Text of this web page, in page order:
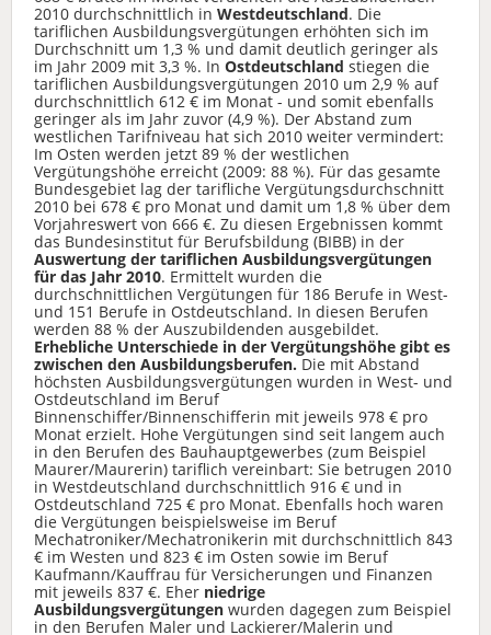
2010 durchschnittlich in Westdeutschland. Die
tariflichen Ausbildungsvergütungen erhöhten sich im
Durchschnitt um 1,3 % und damit deutlich geringer als
im Jahr 2009 mit 3,3 %. In Ostdeutschland stiegen die
tariflichen Ausbildungsvergütungen 2010 um 2,9 % auf
durchschnittlich 612 € im Monat - und somit ebenfalls
geringer als im Jahr zuvor (4,9 %). Der Abstand zum
westlichen Tarifniveau hat sich 2010 weiter vermindert:
Im Osten werden jetzt 89 % der westlichen
Vergütungshöhe erreicht (2009: 88 %). Für das gesamte
Bundesgebiet lag der tarifliche Vergütungsdurchschnitt
2010 bei 678 € pro Monat und damit um 1,8 % über dem
Vorjahreswert von 666 €. Zu diesen Ergebnissen kommt
das Bundesinstitut für Berufsbildung (BIBB) in der
Auswertung der tariflichen Ausbildungsvergütungen
für das Jahr 2010. Ermittelt wurden die
durchschnittlichen Vergütungen für 186 Berufe in West-
und 151 Berufe in Ostdeutschland. In diesen Berufen
werden 88 % der Auszubildenden ausgebildet.
Erhebliche Unterschiede in der Vergütungshöhe gibt es
zwischen den Ausbildungsberufen. Die mit Abstand
höchsten Ausbildungsvergütungen wurden in West- und
Ostdeutschland im Beruf
Binnenschiffer/Binnenschifferin mit jeweils 978 € pro
Monat erzielt. Hohe Vergütungen sind seit langem auch
in den Berufen des Bauhauptgewerbes (zum Beispiel
Maurer/Maurerin) tariflich vereinbart: Sie betrugen 2010
in Westdeutschland durchschnittlich 916 € und in
Ostdeutschland 725 € pro Monat. Ebenfalls hoch waren
die Vergütungen beispielsweise im Beruf
Mechatroniker/Mechatronikerin mit durchschnittlich 843
€ im Westen und 823 € im Osten sowie im Beruf
Kaufmann/Kauffrau für Versicherungen und Finanzen
mit jeweils 837 €. Eher niedrige
Ausbildungsvergütungen wurden dagegen zum Beispiel
in den Berufen Maler und Lackierer/Malerin und